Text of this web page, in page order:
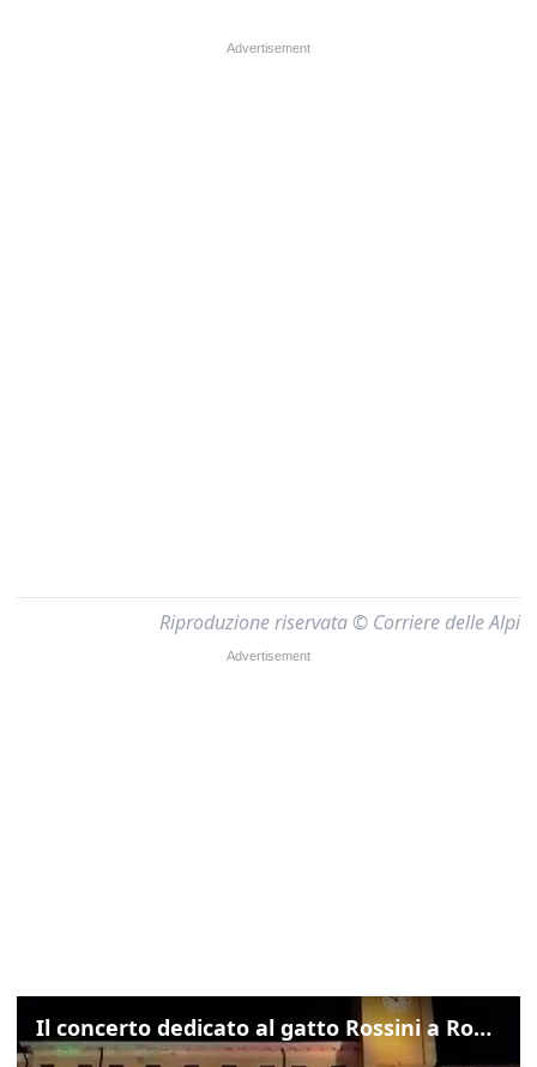
Riproduzione riservata © Corriere delle Alpi
Il concerto dedicato al gatto Rossini a Rovigo: ecco un estratto